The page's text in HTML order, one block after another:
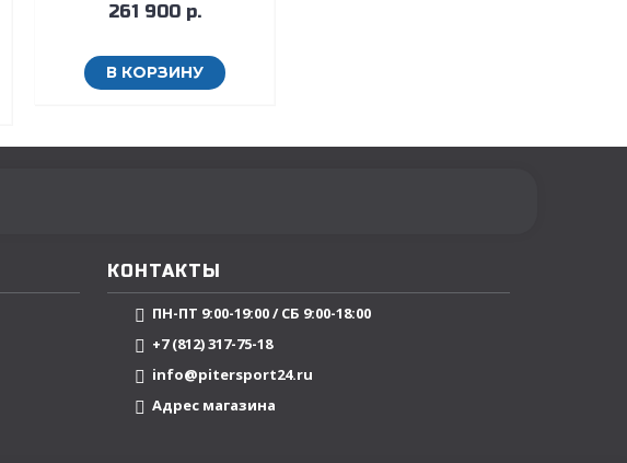
261 900 р.
В КОРЗИНУ
КОНТАКТЫ
ПН-ПТ 9:00-19:00 / СБ 9:00-18:00
+7 (812) 317-75-18
info@pitersport24.ru
Адрес магазина